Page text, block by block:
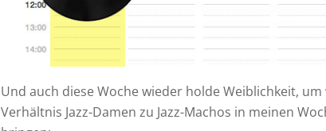
Und auch diese Woche wieder holde Weiblichkeit,
Verhältnis Jazz-Damen zu Jazz-Machos in meinen